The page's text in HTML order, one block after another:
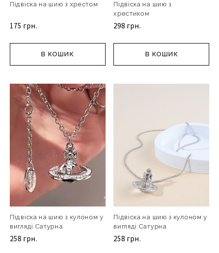
Підвіска на шию з хрестом
175 грн.
В КОШИК
Підвіска на шию з
хрестиком
298 грн.
В КОШИК
Підвіска на шию з кулоном у
вигляді Сатурна
258 грн.
Підвіска на шию з кулоном у
вигляді Сатурна
258 грн.